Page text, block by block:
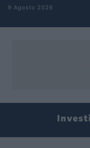
Salta al contenuto
9 Agosto 2026